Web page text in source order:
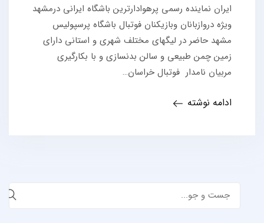
ایران نماینده رسمی پرهوادارترین باشگاه ایرانی درمشهد
ویژه دروازبانان وبازیکنان فوتبال باشگاه پرسپولیس
مشهد حاضر در لیگهای مختلف شهری و استانی دارای
زمین چمن طبیعی و سالن بدنسازی و با بکارگیری
مربیان نامدار فوتبال خراسان…
ادامه نوشته